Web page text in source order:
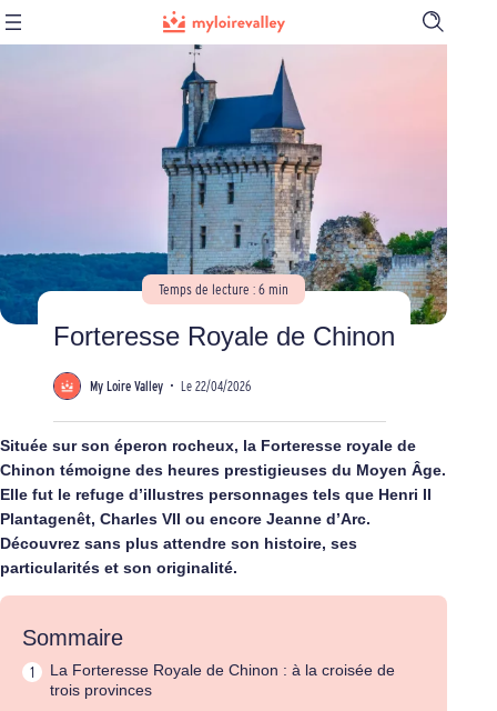
Ouvrir
la
Temps de lecture : 6 min
Forteresse Royale de Chinon
My Loire Valley • Le 22/04/2026
Située sur son éperon rocheux, la Forteresse royale de
Chinon témoigne des heures prestigieuses du Moyen Âge.
Elle fut le refuge d’illustres personnages tels que Henri II
Plantagenêt, Charles VII ou encore Jeanne d’Arc.
Découvrez sans plus attendre son histoire, ses
particularités et son originalité.
Sommaire
La Forteresse Royale de Chinon : à la croisée de
trois provinces